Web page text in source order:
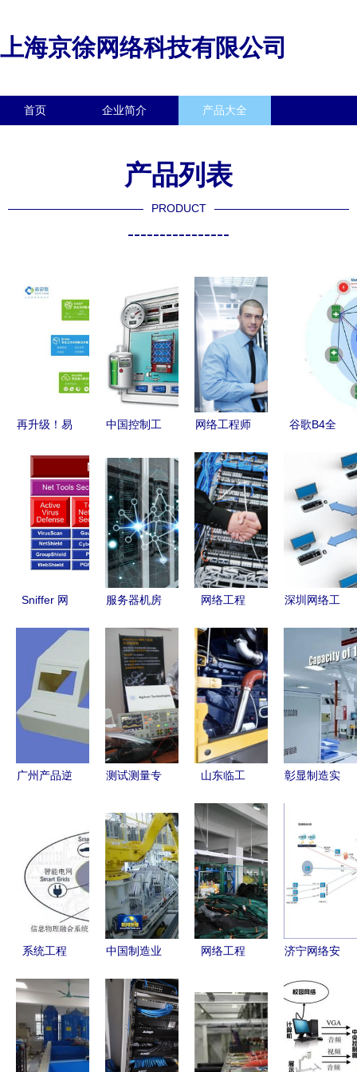
上海京徐网络科技有限公司
首页 企业简介 产品大全
产品列表
PRODUCT
----------------
再升级！易
苏省零信任
网络安全工
程技术研究
中心，引领
网络安全新
中国控制工
网络社区
从Control
Engineering
China到网
络工程新纪
元
网络工程师
薄铝笔记本
在现代服务
器室的应用
谷歌B4全
介绍 为什
么5G网络
提速
Sniffer 网
得力助手与
解决方案
服务器机房
络数据3D
渲染与网络
工程应用
网络工程
世界的基石
深圳网络工
造网络工程
精英之路
广州产品逆
厂家指南
测试测量专
2013年知
名厂商及热
门技术产品
一览
山东临工
助力全球基
建与网络工
程建设
彰显制造实
能再度荣获
国家级制造
业单项冠军
系统工程
代网络工程
的基石
中国制造业
发展 网络
工程的创新
与变革
网络工程
数字桥梁
济宁网络安
训机构指南
开启网络工
程职业新篇